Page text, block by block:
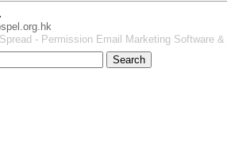
- Permission Email Marketing Software